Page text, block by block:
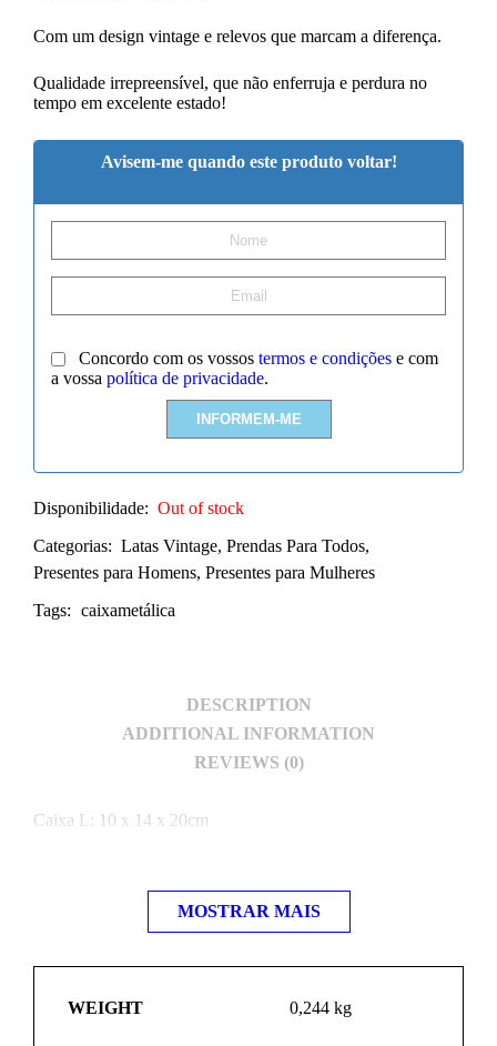
Com um design vintage e relevos que marcam a diferença.
Qualidade irrepreensível, que não enferruja e perdura no
tempo em excelente estado!
Avisem-me quando este produto voltar!
Concordo com os vossos termos e condições e com
a vossa política de privacidade.
Disponibilidade: Out of stock
Categorias: Latas Vintage, Prendas Para Todos,
Presentes para Homens, Presentes para Mulheres
Tags: caixametálica
DESCRIPTION
ADDITIONAL INFORMATION
REVIEWS (0)
Caixa L: 10 x 14 x 20cm
MOSTRAR MAIS
WEIGHT 0,244 kg